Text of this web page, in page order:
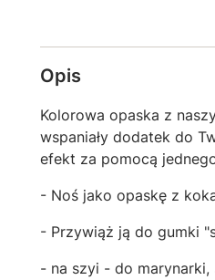
Opis
Kolorowa opaska z
wspaniały dodatek do
efekt za pomocą
- Noś jako opaskę z
- Przywiąż ją do gumki
- na szyi - do